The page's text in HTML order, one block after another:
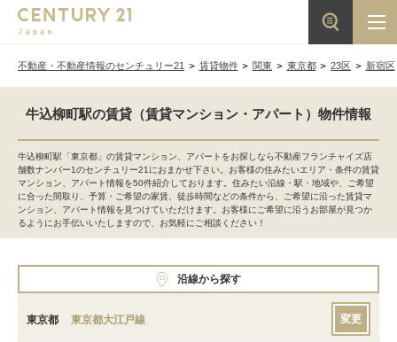
不動産・不動産情報のセンチュリー21 賃貸物件 関東 東京都 23区 新宿区
牛込柳町駅の賃貸（賃貸マンション・アパート）物件情報
牛込柳町駅「東京都」の賃貸マンション、アパートをお探しなら不動産フランチャイズ店
舗数ナンバー1のセンチュリー21におまかせ下さい。お客様の住みたいエリア・条件の賃貸
マンション、アパート情報を50件紹介しております。住みたい沿線・駅・地域や、ご希望
に合った間取り、予算・ご希望の家賃、徒歩時間などの条件から、ご希望に沿った賃貸マ
ンション、アパート情報を見つけていただけます。お客様にご希望に沿うお部屋が見つか
るようにお手伝いいたしますので、お気軽にご相談ください！
沿線から探す
東京都 東京都大江戸線 変更